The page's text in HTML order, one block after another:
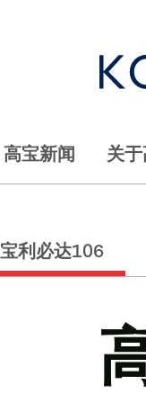
高宝新闻 关
利必达106